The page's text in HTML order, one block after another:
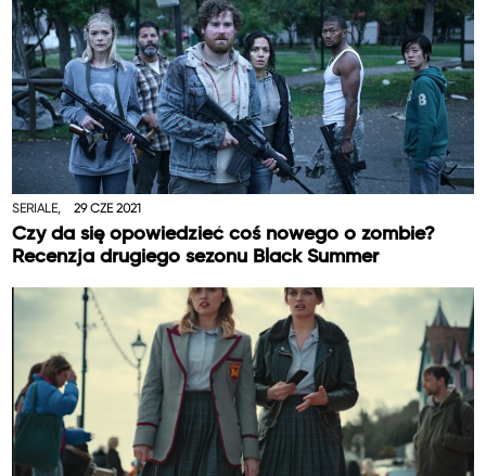
SERIALE, 29 CZE 2021
Czy da się opowiedzieć coś nowego o zombie?
Recenzja drugiego sezonu Black Summer